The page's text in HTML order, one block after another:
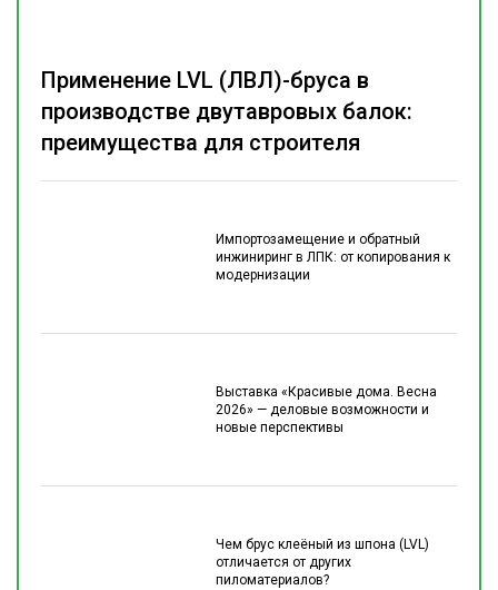
Импортозамещение и обратный
инжиниринг в ЛПК: от копирования к
модернизации
Выставка «Красивые дома. Весна
2026» — деловые возможности и
новые перспективы
Чем брус клеёный из шпона (LVL)
отличается от других
пиломатериалов?
Применение LVL (ЛВЛ)-бруса в
производстве двутавровых балок:
преимущества для строителя